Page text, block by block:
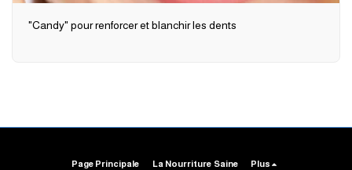
"Candy" pour renforcer et blanchir les dents
Page Principale La Nourriture Saine Plus